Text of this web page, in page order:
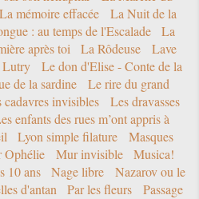
La mémoire effacée
La Nuit de la
: au temps de l'Escalade
La
après toi La Rôdeuse
Lave
Lutry
Le don d'Elise - Conte de la
de la sardine
Le rire du grand
cadavres invisibles
Les dravasses
enfants des rues m’ont appris à
Lyon simple filature
Masques
Ophélie
Mur invisible
Musica!
10 ans
Nage libre
Nazarov ou le
d'antan Par les fleurs
Passage